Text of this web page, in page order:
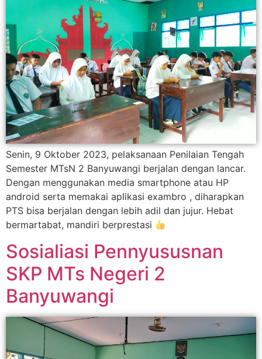
Senin, 9 Oktober 2023, pelaksanaan Penilaian Tengah
Semester MTsN 2 Banyuwangi berjalan dengan lancar.
Dengan menggunakan media smartphone atau HP
android serta memakai aplikasi exambro , diharapkan
PTS bisa berjalan dengan lebih adil dan jujur. Hebat
bermartabat, mandiri berprestasi
Sosialiasi Pennyususnan
SKP MTs Negeri 2
Banyuwangi